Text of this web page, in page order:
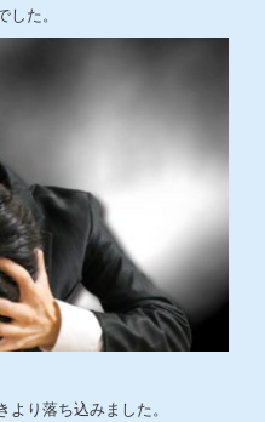
た。
り落ち込みました。